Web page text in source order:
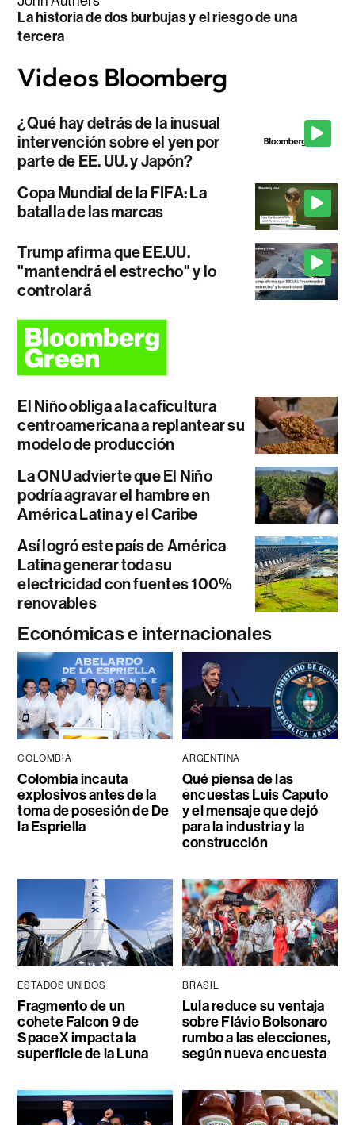
La historia de dos burbujas y el riesgo de una
tercera
¿Qué hay detrás de la inusual
intervención sobre el yen por
parte de EE. UU. y Japón?
Copa Mundial de la FIFA: La
batalla de las marcas
Trump afirma que EE.UU.
"mantendrá el estrecho" y lo
controlará
El Niño obliga a la caficultura
centroamericana a replantear su
modelo de producción
La ONU advierte que El Niño
podría agravar el hambre en
América Latina y el Caribe
Así logró este país de América
Latina generar toda su
electricidad con fuentes 100%
renovables
Económicas e internacionales
COLOMBIA
Colombia incauta
explosivos antes de la
toma de posesión de De
la Espriella
ARGENTINA
Qué piensa de las
encuestas Luis Caputo
y el mensaje que dejó
para la industria y la
construcción
ESTADOS UNIDOS
Fragmento de un
cohete Falcon 9 de
SpaceX impacta la
superficie de la Luna
BRASIL
Lula reduce su ventaja
sobre Flávio Bolsonaro
rumbo a las elecciones,
según nueva encuesta